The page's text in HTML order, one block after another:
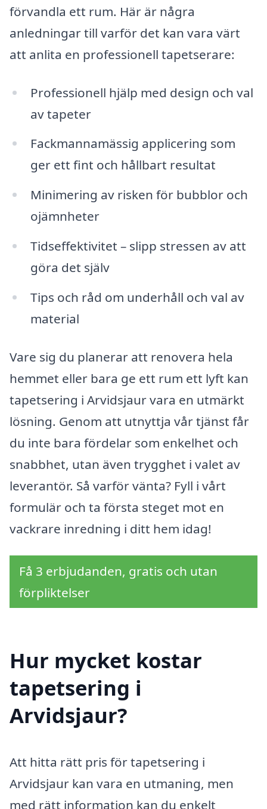
förvandla ett rum. Här är några
anledningar till varför det kan vara värt
att anlita en professionell tapetserare:
Professionell hjälp med design och val
av tapeter
Fackmannamässig applicering som
ger ett fint och hållbart resultat
Minimering av risken för bubblor och
ojämnheter
Tidseffektivitet – slipp stressen av att
göra det själv
Tips och råd om underhåll och val av
material
Vare sig du planerar att renovera hela
hemmet eller bara ge ett rum ett lyft kan
tapetsering i Arvidsjaur vara en utmärkt
lösning. Genom att utnyttja vår tjänst får
du inte bara fördelar som enkelhet och
snabbhet, utan även trygghet i valet av
leverantör. Så varför vänta? Fyll i vårt
formulär och ta första steget mot en
vackrare inredning i ditt hem idag!
Få 3 erbjudanden, gratis och utan
förpliktelser
Hur mycket kostar
tapetsering i
Arvidsjaur?
Att hitta rätt pris för tapetsering i
Arvidsjaur kan vara en utmaning, men
med rätt information kan du enkelt